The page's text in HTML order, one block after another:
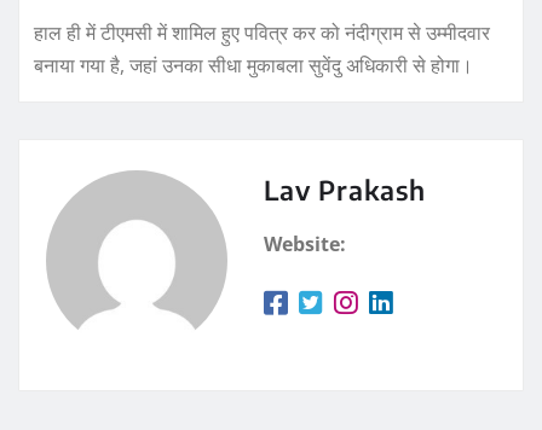
हाल ही में टीएमसी में शामिल हुए पवित्र कर को नंदीग्राम से उम्मीदवार
बनाया गया है, जहां उनका सीधा मुकाबला सुवेंदु अधिकारी से होगा।
Lav Prakash
Website: